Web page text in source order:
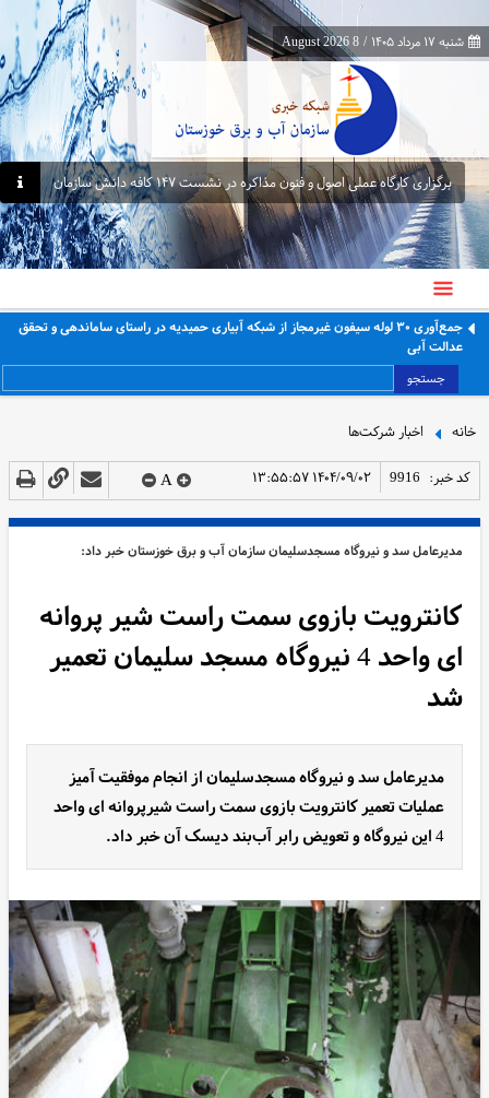
شنبه ۱۷ مرداد ۱۴۰۵ /
8 August 2026
برگزاری کارگاه عملی اصول و فنون مذاکره در نشست ۱۴۷ کافه دانش سازمان
جمع‌آوری ۳۰ لوله سیفون غیرمجاز از شبکه آبیاری حمیدیه در راستای ساماندهی و تحقق
عدالت آبی
جستجو
خانه اخبار شرکت‌ها
کد خبر: 9916 ۱۴۰۴/۰۹/۰۲ ۱۳:۵۵:۵۷ A
مدیرعامل سد و نیروگاه مسجدسلیمان سازمان آب و برق خوزستان خبر داد:
کانترویت بازوی سمت راست شیر پروانه
ای واحد 4 نیروگاه مسجد سلیمان تعمیر
شد
مدیرعامل سد و نیروگاه مسجدسلیمان از انجام موفقیت آمیز
عملیات تعمیر کانترویت بازوی سمت راست شیرپروانه ای واحد